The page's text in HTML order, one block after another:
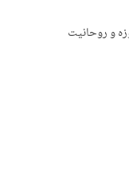
و روحانیت